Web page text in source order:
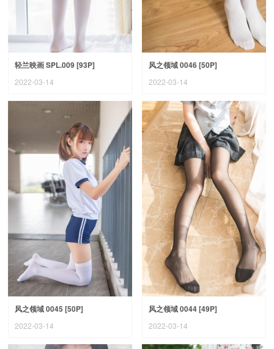
轻兰映画 SPL.009 [93P]
2022-03-14
风之领域 0046 [50P]
2022-03-14
风之领域 0045 [50P]
2022-03-14
风之领域 0044 [49P]
2022-03-14